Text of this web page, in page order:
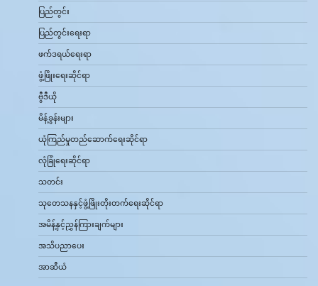
ပြည်တွင်း
ပြည်တွင်းရေးရာ
ဖက်ဒရယ်ရေးရာ
ဖွံ့ဖြိုးရေးဆိုင်ရာ
ဗွီဒီယို
မိန့်ခွန်းများ
ယုံကြည်မှုတည်ဆောက်ရေးဆိုင်ရာ
လုံခြုံရေးဆိုင်ရာ
သတင်း
သုတေသနနှင့်ဖွံ့ဖြိုးတိုးတက်ရေးဆိုင်ရာ
အမိန့်နှင့်ညွှန်ကြားချက်များ
အသိပညာပေး
အာဆီယံ